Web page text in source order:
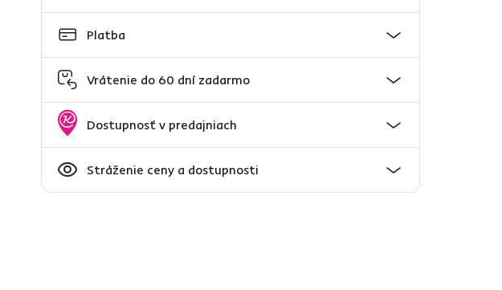
Platba
Vrátenie do 60 dní zadarmo
Dostupnosť v predajniach
Stráženie ceny a dostupnosti